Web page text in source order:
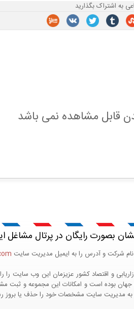
به اشتراک بگذارید
قابل مشاهده نمی باشد
بصورت رایگان در پرتال
شرکت و آدرس را به ایمیل مدیریت سایت
بوده است و امکانات این مجموعه و ثبت
به مدیریت سایت مشخصات خود را حذف یا بروز